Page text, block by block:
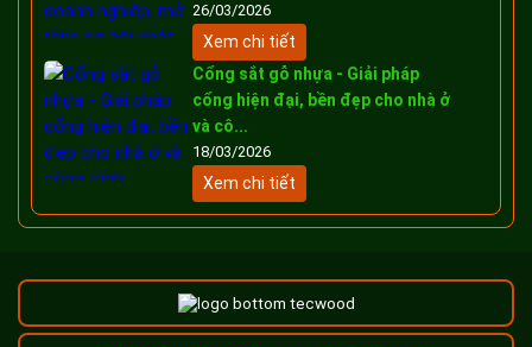
26/03/2026
Xem chi tiết
Cổng sắt gỗ nhựa - Giải pháp
cổng hiện đại, bền đẹp cho nhà ở
và cô...
18/03/2026
Xem chi tiết